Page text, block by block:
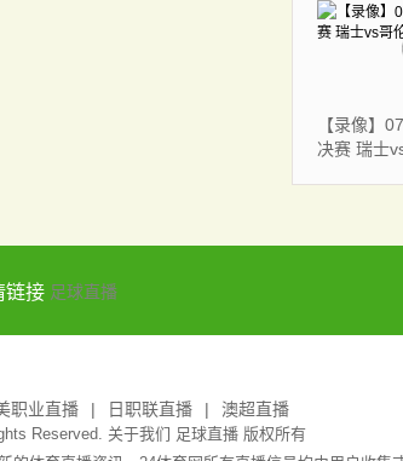
扳平
【录像】
决赛 瑞士
链接 足球直播
职业直播 日职联直播 澳超直播
Reserved. 关于我们 足球直播版权所有